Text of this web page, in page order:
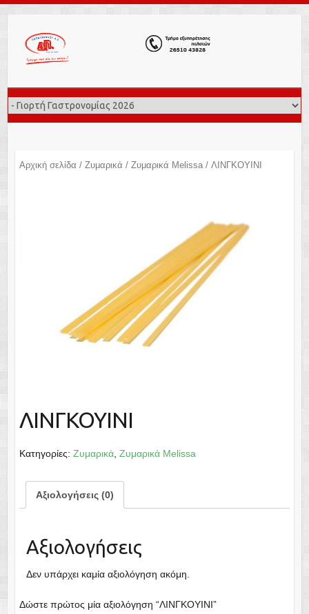
Αρχική σελίδα / Ζυμαρικά / Ζυμαρικά Melissa/ ΛΙΝΓΚΟΥΙΝΙ
ΛΙΝΓΚΟΥΙΝΙ
Κατηγορίες: Ζυμαρικά, Ζυμαρικά Melissa
Αξιολογήσεις (0)
Αξιολογήσεις
Δεν υπάρχει καμία αξιολόγηση ακόμη.
Δώστε πρώτος μία αξιολόγηση “ΛΙΝΓΚΟΥΙΝΙ”